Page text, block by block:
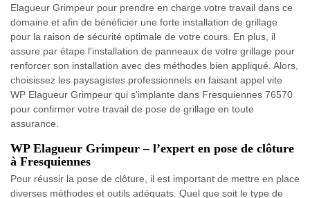
Elagueur Grimpeur pour prendre en charge votre travail dans ce
domaine et afin de bénéficier une forte installation de grillage
pour la raison de sécurité optimale de votre cours. En plus, il
assure par étape l'installation de panneaux de votre grillage pour
renforcer son installation avec des méthodes bien appliqué. Alors,
choisissez les paysagistes professionnels en faisant appel vite
WP Elagueur Grimpeur qui s'implante dans Fresquiennes 76570
pour confirmer votre travail de pose de grillage en toute
assurance.
WP Elagueur Grimpeur – l’expert en pose de clôture
à Fresquiennes
Pour réussir la pose de clôture, il est important de mettre en place
diverses méthodes et outils adéquats. Quel que soit le type de